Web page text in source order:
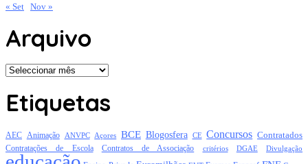
« Set Nov »
Arquivo
Arquivo
Etiquetas
AEC Animação ANVPC Açores BCE Blogosfera CE Concursos Contratados
Contratações de Escola Contratos de Associação critérios DGAE Divulgação